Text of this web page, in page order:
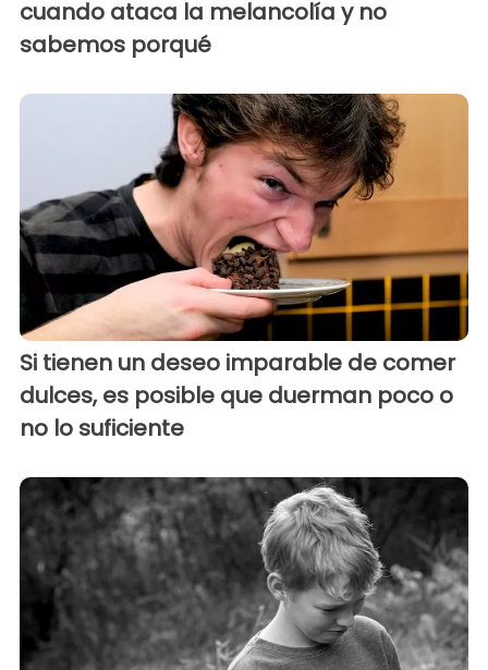
cuando ataca la melancolía y no
sabemos porqué
Si tienen un deseo imparable de comer
dulces, es posible que duerman poco o
no lo suficiente